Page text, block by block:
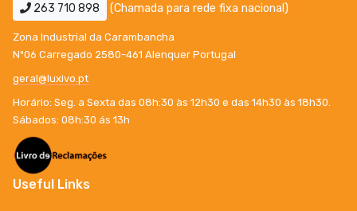
263 710 898 (Chamada para rede fixa nacional)
Zona Industrial da Carambancha
Nº06 Carregado 2580-461 Alenquer Portugal
geral@luxivo.pt
Horário: Seg. a Sexta das 08h:30 às 12h30 e das 14h30 às 18h30.
Sábados: 08h:30 ás 13h
Useful Links